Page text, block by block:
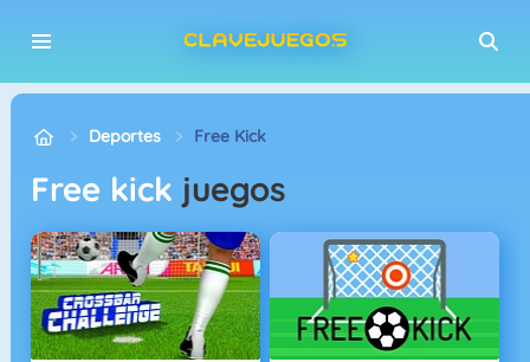
Deportes Free Kick
free kick juegos